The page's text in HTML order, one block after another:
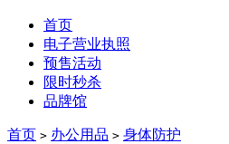
首页
电子营业执照
预售活动
限时秒杀
品牌馆
首页 > 办公用品 > 身体防护